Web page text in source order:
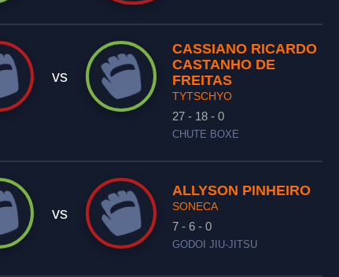
vs
CASSIANO RICARDO
CASTANHO DE
FREITAS
TYTSCHYO
27 - 18 - 0
CHUTE BOXE
vs
ALLYSON PINHEIRO
SONECA
7 - 6 - 0
GODOI JIU-JITSU